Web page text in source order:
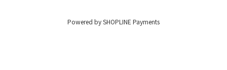
Powered bySHOPLINE Payments